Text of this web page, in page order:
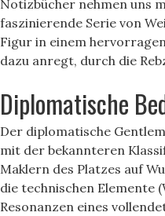
Notizbücher nehmen uns
faszinierende Serie von
Figur in einem
dazu anregt, durch die
Diplomatische
Der diplomatische
mit der bekannteren
Maklern des Platzes auf
die technischen Elemente
Resonanzen eines